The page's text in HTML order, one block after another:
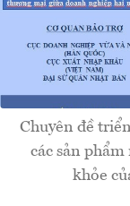
Chuyên đề
các sản phẩm
khỏe